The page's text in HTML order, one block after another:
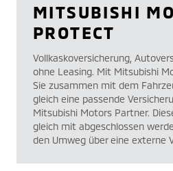
MITSUBISHI
PROTECT
Vollkaskoversicherung,
ohne Leasing. Mit Mitsubishi
Sie zusammen mit dem
gleich eine passende
Mitsubishi Motors Partner.
gleich mit abgeschlossen
den Umweg über eine externe